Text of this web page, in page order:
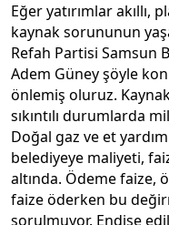
Eğer yatırımlar akıllı,
kaynak sorununun
Refah Partisi Samsun
Adem Güney şöyle
önlemiş oluruz.
sıkıntılı durumlarda
Doğal gaz ve et
belediyeye maliyeti,
altında. Ödeme faize,
faize öderken bu
sorulmuyor. Endişe